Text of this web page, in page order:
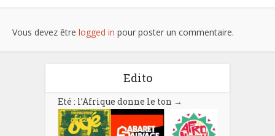
Vous devez être logged in pour poster un commentaire.
Edito
Eté : l’Afrique donne le ton →